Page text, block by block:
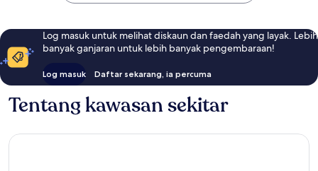
Log masuk untuk melihat diskaun dan faedah yang layak. Lebih
banyak ganjaran untuk lebih banyak pengembaraan!
Log masuk Daftar sekarang, ia percuma
Tentang kawasan sekitar